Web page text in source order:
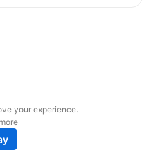
your experience.